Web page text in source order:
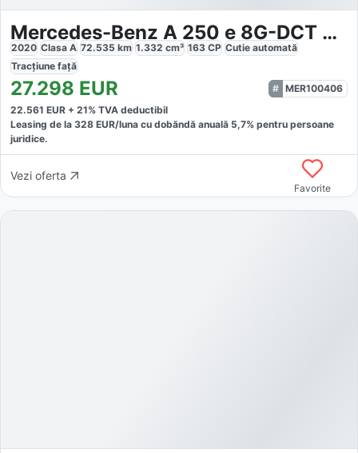
Mercedes-Benz A 250 e 8G-DCT Lim. AMG Line Advanced Plus
2020 Clasa A 72.535 km 1.332 cm³ 163 CP Cutie automată
Tracțiune față
27.298 EUR
MER100406
22.561 EUR + 21% TVA deductibil
Leasing de la 328 EUR/luna cu dobăndă anuală 5,7% pentru persoane
juridice.
Vezi oferta
Favorite